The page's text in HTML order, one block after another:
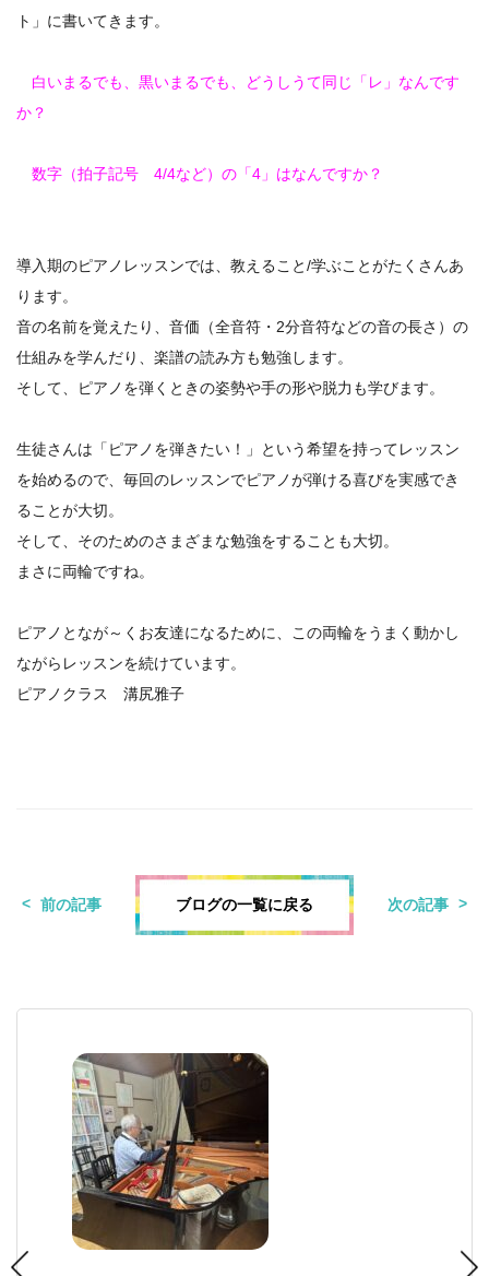
ト」に書いてきます。
白いまるでも、黒いまるでも、どうしうて同じ「レ」なんです
か？
数字（拍子記号 4/4など）の「4」はなんですか？
導入期のピアノレッスンでは、教えること/学ぶことがたくさんあ
ります。
音の名前を覚えたり、音価（全音符・2分音符などの音の長さ）の
仕組みを学んだり、楽譜の読み方も勉強します。
そして、ピアノを弾くときの姿勢や手の形や脱力も学びます。
生徒さんは「ピアノを弾きたい！」という希望を持ってレッスン
を始めるので、毎回のレッスンでピアノが弾ける喜びを実感でき
ることが大切。
そして、そのためのさまざまな勉強をすることも大切。
まさに両輪ですね。
ピアノとなが～くお友達になるために、この両輪をうまく動かし
ながらレッスンを続けています。
ピアノクラス 溝尻雅子
前の記事 ブログの一覧に戻る 次の記事